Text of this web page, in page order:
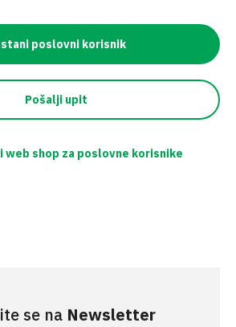
poslovni korisnik
Pošalji upit
web shop za poslovne korisnike
se na Newsletter